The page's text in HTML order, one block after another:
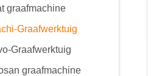
graafmachine
Graafwerktuig
Graafwerktuig
graafmachine